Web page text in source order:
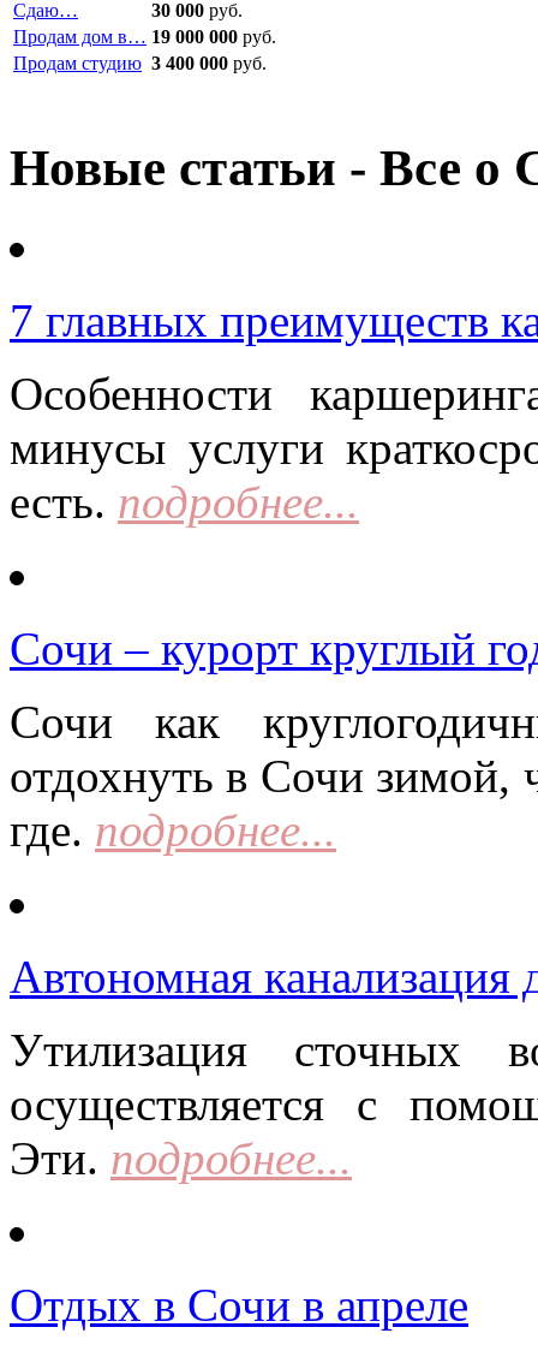
Сдаю… 30 000 руб.
Продам дом в… 19 000 000 руб.
Продам студию 3 400 000 руб.
Новые статьи - Все о
7 главных преимуществ
Особенности
минусы услуги
есть. подробнее...
Сочи – курорт круглый
Сочи как
отдохнуть в Сочи зимой,
где. подробнее...
Автономная канализация
Утилизация сточных
осуществляется с
Эти. подробнее...
Отдых в Сочи в апреле